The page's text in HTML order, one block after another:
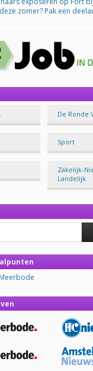
zomer? Pak een
De Ronde
Sport
Zakelijk-
Landelijk